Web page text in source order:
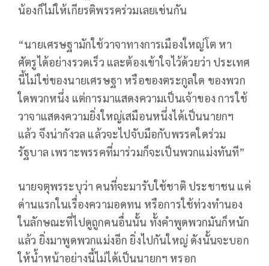
น้องก็ไม่ให้เกียรติพรรคร่วมเลยเช่นกัน
“นายเศรษฐามักใช้วาจาทางการเมืองใหญ่โต หา
ศัตรูได้อย่างรวดเร็ว และต้องเข้าใจไว้ด้วยว่า ประเทศ
นี้ไม่ใช่ของนายเศรษฐา หรือของตระกูลใด ของพวก
ใดพวกหนึ่ง แต่การมาแสดงความเป็นเจ้าของ การใช้
วาจาแสดงความยิ่งใหญ่เสมือนหนึ่งได้เป็นนายกฯ
แล้ว จึงน่ากังวล แล้วจะไปจับมือกับพรรคใดร่วม
รัฐบาล เพราะพรรคที่มาร่วมก็จะเป็นพวกแม่งทันที”
นายจตุพรระบุว่า คนที่จะมารับใช้ชาติ ประชาชน แค่
ด่านแรกในเรื่องความอดทน หรือการใช้ท่วงทำนอง
ในลักษณะที่ไปดูถูกคนอื่นนั้น ทั้งคำพูดพวกมันก็หนัก
แล้ว ยิ่งมาพูดพวกแม่งอีก ยิ่งไปกันใหญ่ ดังนั้นจะบอก
ให้น้ำหน้าอย่างนี้ไม่ได้เป็นนายกฯ หรอก